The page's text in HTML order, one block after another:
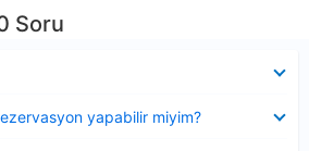
Soru
yapabilir miyim?